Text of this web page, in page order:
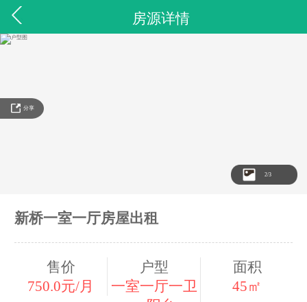
房源详情
3/3
分享
新桥一室一厅房屋出租
售价
750.0元/月
户型
一室一厅一卫
面积
45㎡